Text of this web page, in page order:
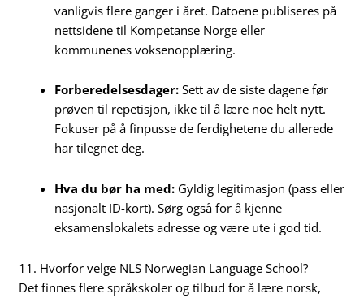
vanligvis flere ganger i året. Datoene publiseres på
nettsidene til Kompetanse Norge eller
kommunenes voksenopplæring.
Forberedelsesdager: Sett av de siste dagene før
prøven til repetisjon, ikke til å lære noe helt nytt.
Fokuser på å finpusse de ferdighetene du allerede
har tilegnet deg.
Hva du bør ha med: Gyldig legitimasjon (pass eller
nasjonalt ID-kort). Sørg også for å kjenne
eksamenslokalets adresse og være ute i god tid.
11. Hvorfor velge NLS Norwegian Language School?
Det finnes flere språkskoler og tilbud for å lære norsk,